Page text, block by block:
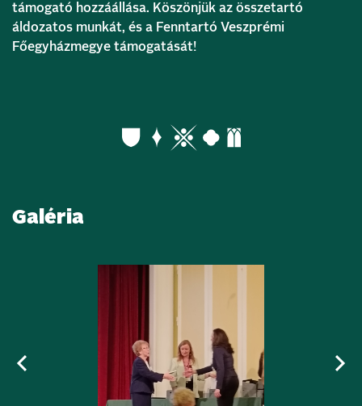
támogató hozzáállása. Köszönjük az összetartó
áldozatos munkát, és a Fenntartó Veszprémi
Főegyházmegye támogatását!
Galéria